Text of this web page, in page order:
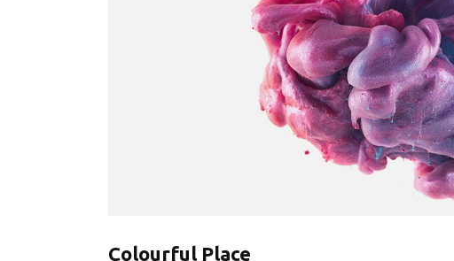
Colourful Place